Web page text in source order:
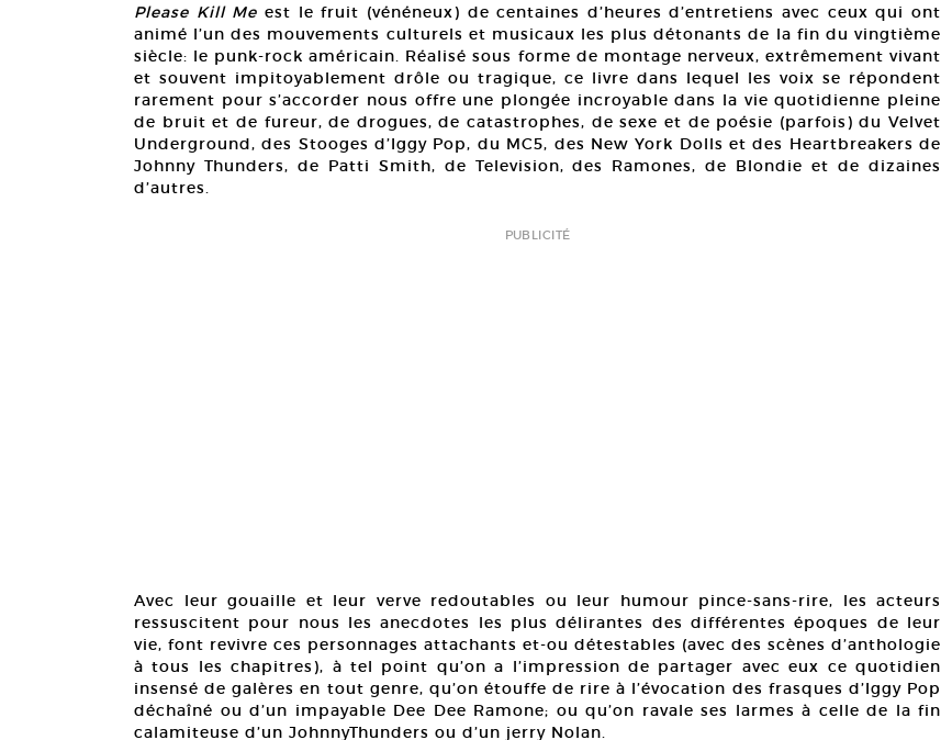
Please Kill Me est le fruit (vénéneux) de centaines d’heures d’entretiens avec ceux qui ont
animé l’un des mouvements culturels et musicaux les plus détonants de la fin du vingtième
siècle: le punk-rock américain. Réalisé sous forme de montage nerveux, extrêmement vivant
et souvent impitoyablement drôle ou tragique, ce livre dans lequel les voix se répondent
rarement pour s’accorder nous offre une plongée incroyable dans la vie quotidienne pleine
de bruit et de fureur, de drogues, de catastrophes, de sexe et de poésie (parfois) du Velvet
Underground, des Stooges d’Iggy Pop, du MC5, des New York Dolls et des Heartbreakers de
Johnny Thunders, de Patti Smith, de Television, des Ramones, de Blondie et de dizaines
d’autres.
PUBLICITÉ
Avec leur gouaille et leur verve redoutables ou leur humour pince-sans-rire, les acteurs
ressuscitent pour nous les anecdotes les plus délirantes des différentes époques de leur
vie, font revivre ces personnages attachants et-ou détestables (avec des scènes d’anthologie
à tous les chapitres), à tel point qu’on a l’impression de partager avec eux ce quotidien
insensé de galères en tout genre, qu’on étouffe de rire à l’évocation des frasques d’Iggy Pop
déchaîné ou d’un impayable Dee Dee Ramone; ou qu’on ravale ses larmes à celle de la fin
calamiteuse d’un JohnnyThunders ou d’un jerry Nolan.